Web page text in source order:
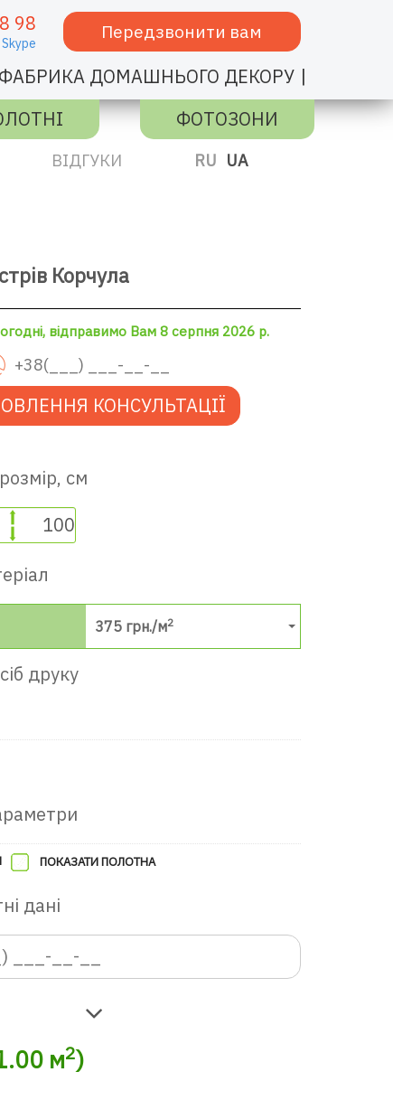
98
Skype
Передзвонити вам
ДОМАШНЬОГО ДЕКОРУ |
ФОТОЗОНИ
ВІДГУКИ RU UA
Корчула
відправимо Вам 8 серпня 2026 р.
КОНСУЛЬТАЦІЇ
см
375 грн./м2
друку
ПОКАЗАТИ ПОЛОТНА
дані
м2)